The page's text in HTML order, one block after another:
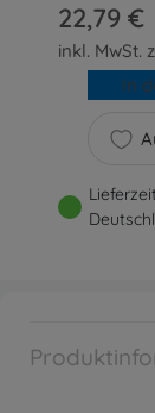
22,79 €
inkl. MwSt.
In